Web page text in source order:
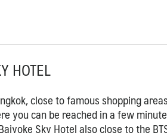
HOTEL
close to famous shopping
you can be reached in a few
Sky Hotel also close to the